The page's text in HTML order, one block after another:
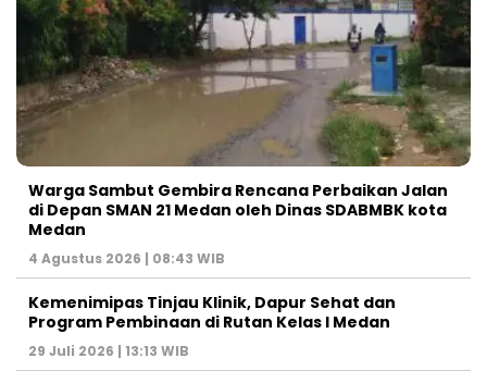
Warga Sambut Gembira Rencana Perbaikan Jalan
di Depan SMAN 21 Medan oleh Dinas SDABMBK kota
Medan
4 Agustus 2026 | 08:43 WIB
Kemenimipas Tinjau Klinik, Dapur Sehat dan
Program Pembinaan di Rutan Kelas I Medan
29 Juli 2026 | 13:13 WIB